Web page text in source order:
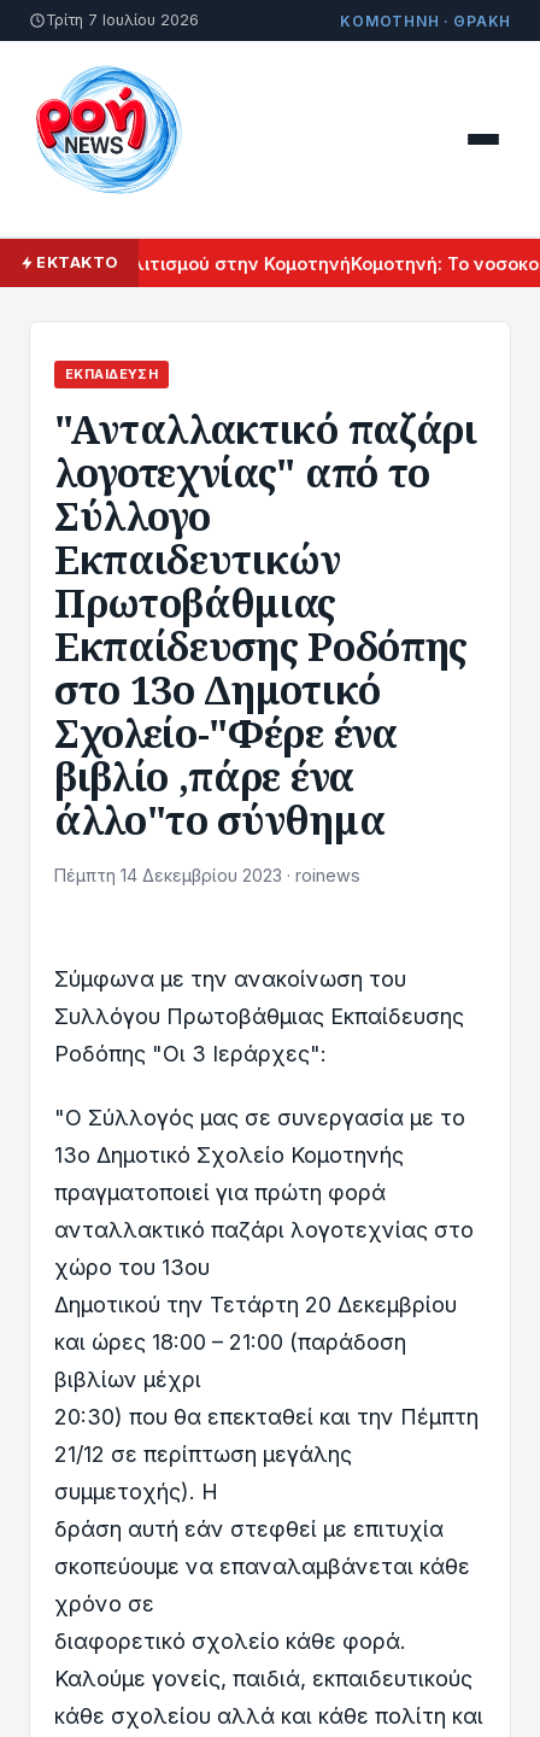
Τρίτη 7 Ιουλίου 2026 ΚΟΜΟΤΗΝΗ · ΘΡΑΚΗ
ΕΚΤΑΚΤΟΠολιτισμού στην ΚομοτηνήΚομοτηνή: Το
ΕΚΠΑΊΔΕΥΣΗ
"Aνταλλακτικό παζάρι
λογοτεχνίας" από το
Σύλλογο
Εκπαιδευτικών
Πρωτοβάθμιας
Εκπαίδευσης Ροδόπης
στο 13ο Δημοτικό
Σχολείο-"Φέρε ένα
βιβλίο ,πάρε ένα
άλλο"το σύνθημα
Πέμπτη 14 Δεκεμβρίου 2023 · roinews
Σύμφωνα με την ανακοίνωση του
Συλλόγου Πρωτοβάθμιας Εκπαίδευσης
Ροδόπης "Οι 3 Ιεράρχες":
"Ο Σύλλογός μας σε συνεργασία με το
13ο Δημοτικό Σχολείο Κομοτηνής
πραγματοποιεί για πρώτη φορά
ανταλλακτικό παζάρι λογοτεχνίας στο
χώρο του 13ου
Δημοτικού την Τετάρτη 20 Δεκεμβρίου
και ώρες 18:00 – 21:00 (παράδοση
βιβλίων μέχρι
20:30) που θα επεκταθεί και την Πέμπτη
21/12 σε περίπτωση μεγάλης
συμμετοχής). Η
δράση αυτή εάν στεφθεί με επιτυχία
σκοπεύουμε να επαναλαμβάνεται κάθε
χρόνο σε
διαφορετικό σχολείο κάθε φορά.
Καλούμε γονείς, παιδιά, εκπαιδευτικούς
κάθε σχολείου αλλά και κάθε πολίτη και